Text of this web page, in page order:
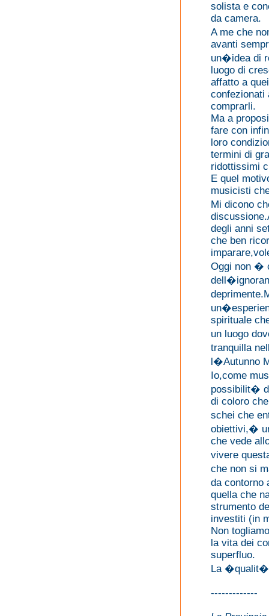
solista e
da camera.
A me che
avanti
un�idea di
luogo di
affatto a
confezionati
comprarli.
Ma a
fare con
loro
termini di
ridottissimi
E quel
musicisti
Mi dicono
degli anni
che ben
Oggi non �
spirituale
un luogo
tranquilla
l�Autunno
Io,come
possibilit�
di coloro
schei che
obiettivi,�
che vede
vivere
che non si
da
quella che
strumento
investiti (in
Non
la vita dei
superfluo.
La �qualit�
-------------